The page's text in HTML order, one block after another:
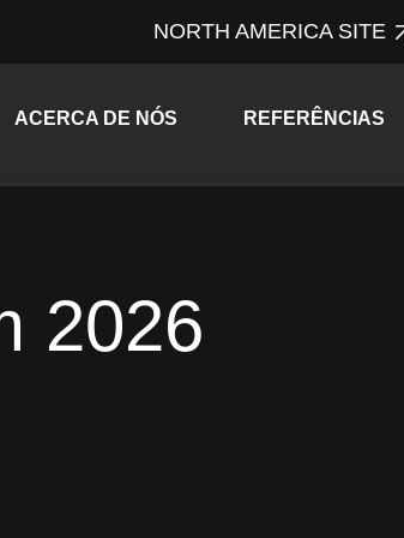
NORTH AMERICA SITE
child menu
ACERCA DE NÓS Expand child
REFERÊNCIAS
2026